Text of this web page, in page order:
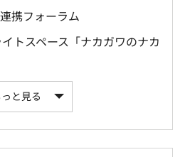
携フォーラム
トスペース「ナカガワのナカ
と見る